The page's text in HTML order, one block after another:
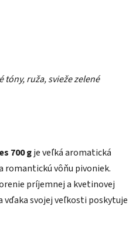
tóny, ruža, svieže zelené
700 gje veľká aromatická
romantickú vôňu pivoniek.
príjemnej a kvetinovej
vďaka svojej veľkosti poskytuje